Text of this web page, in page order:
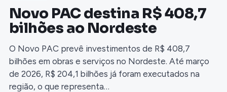
Novo PAC destina R$ 408,7
bilhões ao Nordeste
O Novo PAC prevê investimentos de R$ 408,7
bilhões em obras e serviços no Nordeste. Até março
de 2026, R$ 204,1 bilhões já foram executados na
região, o que representa…